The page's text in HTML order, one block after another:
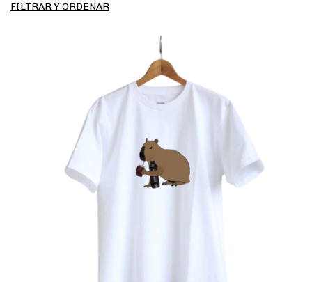
FILTRAR Y ORDENAR